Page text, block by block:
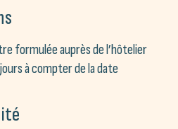
formulée auprès de l’hôtelier
à compter de la date